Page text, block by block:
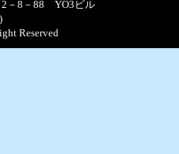
2－8－88 YO3ビル
Reserved